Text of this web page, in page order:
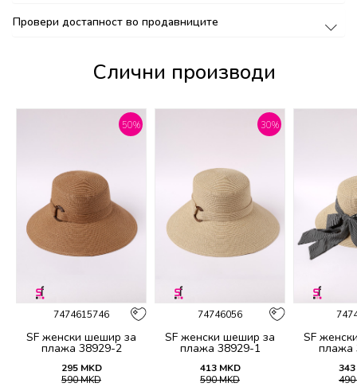
Провери достапност во продавниците
Слични производи
50%
7474615746
SF женски шешир за
плажа 38929-2
295 MKD
590MKD
30%
74746056
SF женски шешир за
плажа 38929-1
413 MKD
590MKD
SF
плажа
343
490